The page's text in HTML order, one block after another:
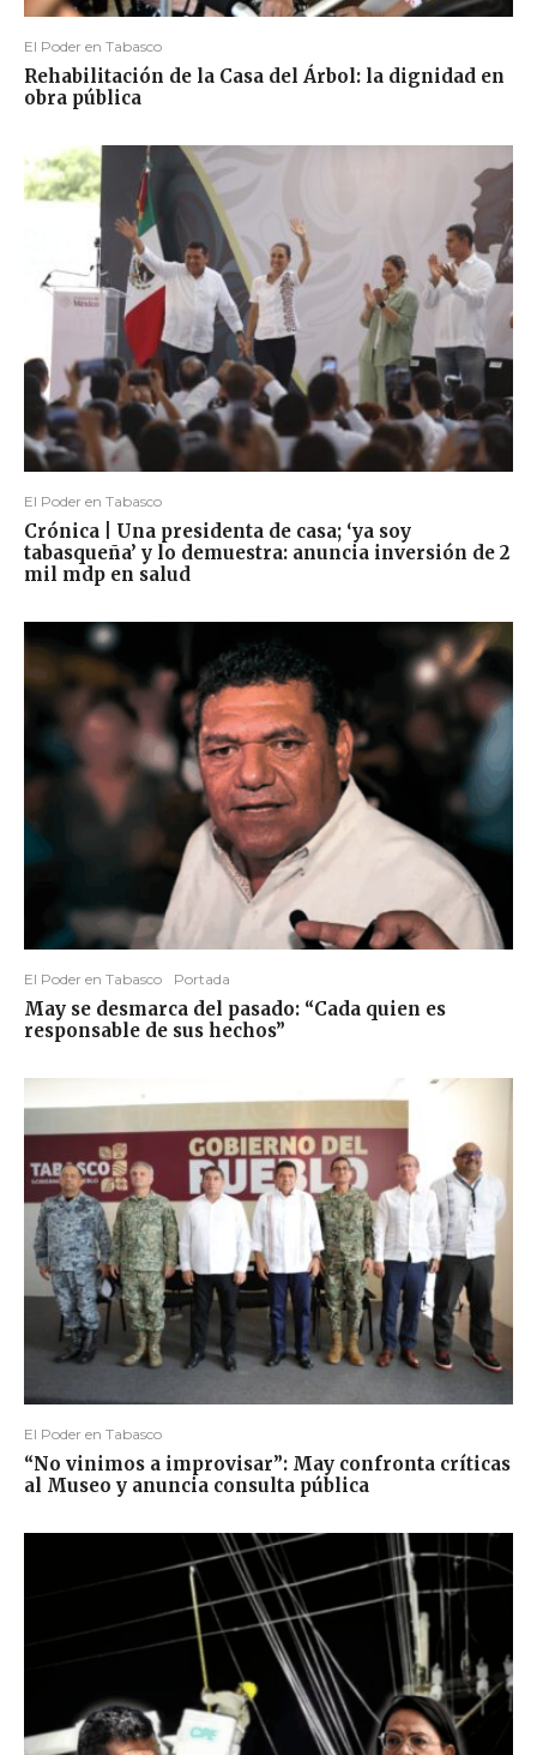
El Poder en Tabasco
Rehabilitación de la Casa del Árbol: la dignidad en
obra pública
El Poder en Tabasco
Crónica | Una presidenta de casa; ‘ya soy
tabasqueña’ y lo demuestra: anuncia inversión de 2
mil mdp en salud
El Poder en Tabasco Portada
May se desmarca del pasado: “Cada quien es
responsable de sus hechos”
El Poder en Tabasco
“No vinimos a improvisar”: May confronta críticas
al Museo y anuncia consulta pública